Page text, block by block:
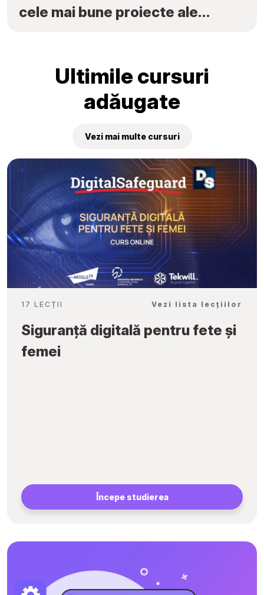
cele mai bune proiecte ale
Ultimile cursuri
adăugate
Vezi mai multe cursuri
17 LECȚII Vezi lista lecțiilor
Siguranță digitală pentru fete și
femei
Începe studierea